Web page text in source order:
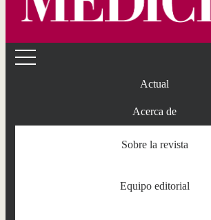
Actual
Acerca de
Sobre la revista
Equipo editorial